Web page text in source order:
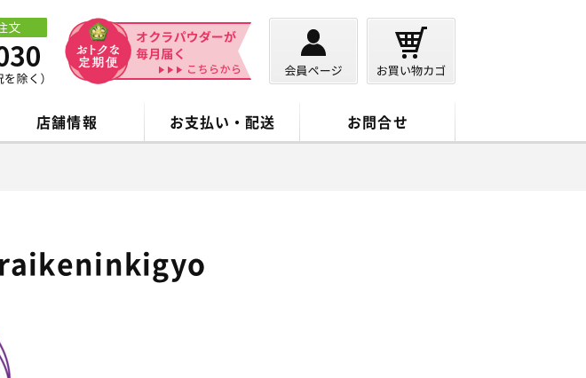
店舗情報 お支払い・配送 お問合せ